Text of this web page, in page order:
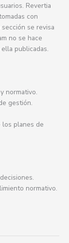
Revertia
con
se revisa
no se hace
publicadas.
normativo.
gestión.
los planes de
normativo.